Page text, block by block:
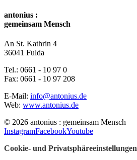
antonius :
gemeinsam Mensch
An St. Kathrin 4
36041 Fulda
Tel.: 0661 - 10 97 0
Fax: 0661 - 10 97 208
E-Mail: info@antonius.de
Web: www.antonius.de
© 2026 antonius : gemeinsam Mensch
InstagramFacebookYoutube
Cookie- und Privatsphäreeinstellungen